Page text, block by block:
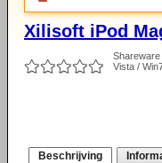
Xilisoft iPod
Shareware
Vista /
Beschrijving